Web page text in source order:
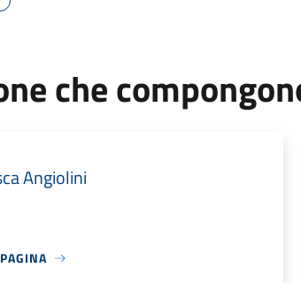
che
Angiolini